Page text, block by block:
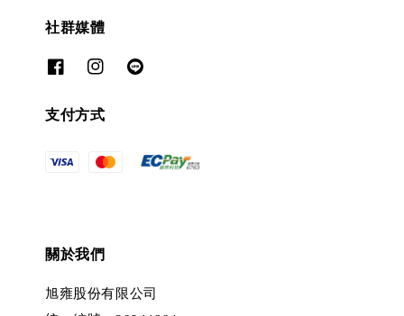
社群媒體
支付方式
關於我們
旭雍股份有限公司